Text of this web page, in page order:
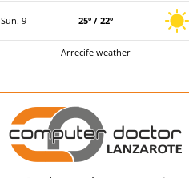
Sun. 9 25º / 22º
Arrecife weather